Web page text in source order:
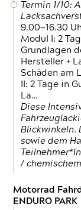
Termin 1/10:
9.00—16.30
Modul I: 2
Grundlagen
Hersteller +
Schäden am
II: 2 Tage in
La…
Diese
Blickwinkeln.
sowie dem
/
Motorrad
ENDURO PARK